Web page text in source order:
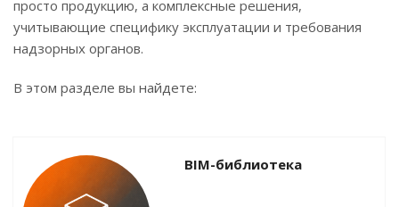
просто продукцию, а комплексные решения,
учитывающие специфику эксплуатации и требования
надзорных органов.
В этом разделе вы найдете:
BIM-библиотека